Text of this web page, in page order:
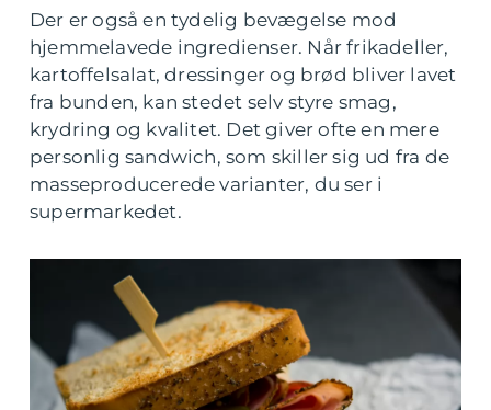
Der er også en tydelig bevægelse mod
hjemmelavede ingredienser. Når frikadeller,
kartoffelsalat, dressinger og brød bliver lavet
fra bunden, kan stedet selv styre smag,
krydring og kvalitet. Det giver ofte en mere
personlig sandwich, som skiller sig ud fra de
masseproducerede varianter, du ser i
supermarkedet.